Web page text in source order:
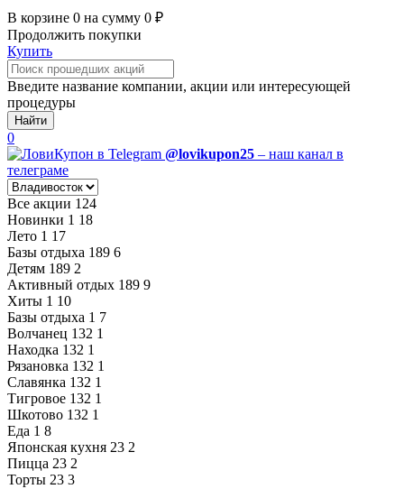
В корзине 0 на сумму 0 ₽
Продолжить покупки
Купить
Введите название компании, акции или интересующей
процедуры
Найти
0
@lovikupon25 – наш канал в
телеграме
Все акции 124
Новинки 1 18
Лето 1 17
Базы отдыха 189 6
Детям 189 2
Активный отдых 189 9
Хиты 1 10
Базы отдыха 1 7
Волчанец 132 1
Находка 132 1
Рязановка 132 1
Славянка 132 1
Тигровое 132 1
Шкотово 132 1
Еда 1 8
Японская кухня 23 2
Пицца 23 2
Торты 23 3